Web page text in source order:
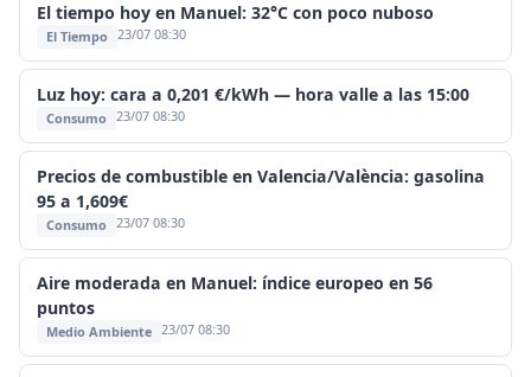
El tiempo hoy en Manuel: 32°C con poco nuboso
El Tiempo 23/07 08:30
Luz hoy: cara a 0,201 €/kWh — hora valle a las 15:00
Consumo 23/07 08:30
Precios de combustible en Valencia/València: gasolina
95 a 1,609€
Consumo 23/07 08:30
Aire moderada en Manuel: índice europeo en 56
puntos
Medio Ambiente 23/07 08:30